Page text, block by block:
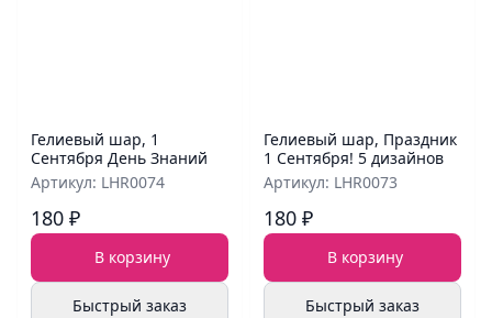
Гелиевый шар, 1
Сентября День Знаний
Артикул: LHR0074
180 ₽
В корзину
Быстрый заказ
Гелиевый шар, Праздник
1 Сентября! 5 дизайнов
Артикул: LHR0073
180 ₽
В корзину
Быстрый заказ